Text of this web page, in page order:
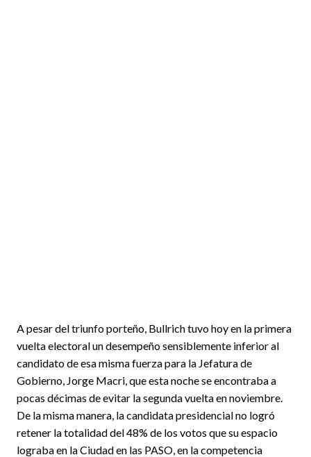
A pesar del triunfo porteño, Bullrich tuvo hoy en la primera
vuelta electoral un desempeño sensiblemente inferior al
candidato de esa misma fuerza para la Jefatura de
Gobierno, Jorge Macri, que esta noche se encontraba a
pocas décimas de evitar la segunda vuelta en noviembre.
De la misma manera, la candidata presidencial no logró
retener la totalidad del 48% de los votos que su espacio
lograba en la Ciudad en las PASO, en la competencia